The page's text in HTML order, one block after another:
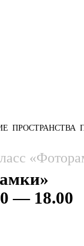
ПРОСТРАНСТВА
— 18.00